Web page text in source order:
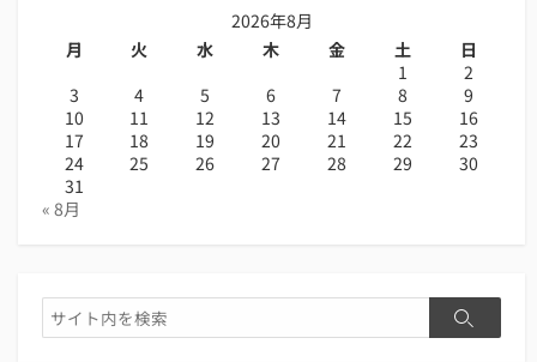
2026年8月
月
火 水 木 金 土
日
1
2
3
4 5 6 7 8
9
10
11 12 13 14 15
16
17
18 19 20 21 22
23
24
25 26 27 28 29
30
31
« 8月
検
索
検